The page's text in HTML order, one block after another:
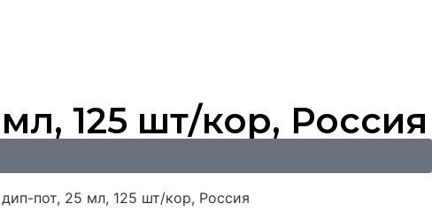
125 шт/кор, Россия
пот, 25 мл, 125 шт/кор, Россия